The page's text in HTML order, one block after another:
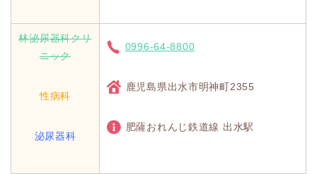
林泌尿器科クリ
ニック
性病科
泌尿器科
0996-64-8800
鹿児島県出水市明神町2355
肥薩おれんじ鉄道線 出水駅